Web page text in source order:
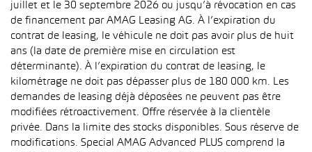
juillet et le 30 septembre 2026 ou jusqu’à révocation en cas
de financement par AMAG Leasing AG. À l’expiration du
contrat de leasing, le véhicule ne doit pas avoir plus de huit
ans (la date de première mise en circulation est
déterminante). À l’expiration du contrat de leasing, le
kilométrage ne doit pas dépasser plus de 180 000 km. Les
demandes de leasing déjà déposées ne peuvent pas être
modifiées rétroactivement. Offre réservée à la clientèle
privée. Dans la limite des stocks disponibles. Sous réserve de
modifications. Special AMAG Advanced PLUS comprend la